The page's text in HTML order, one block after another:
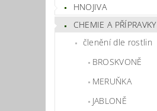
HNOJIVA
CHEMIE A PŘÍPRAVKY
členění dle rostlin
BROSKVONĚ
MERUŇKA
JABLONĚ